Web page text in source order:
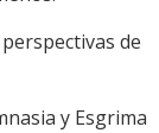
de
y Esgrima